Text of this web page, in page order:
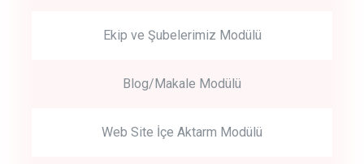
Ekip ve Şubelerimiz Modülü
Blog/Makale Modülü
Web Site İçe Aktarm Modülü